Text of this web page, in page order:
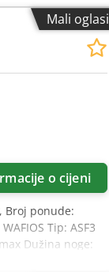
Mali oglasi
o cijeni
, Broj ponude:
Tip: ASF3
Dužina noge: